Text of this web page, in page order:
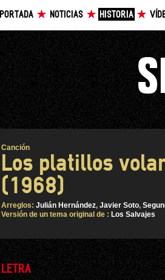
PORTADA NOTICIAS HISTORIA
Canción
Los platillos
(1968)
Arreglos: Julián Hernández, Javier Soto,
Versión de un tema original de : Los Salvajes
LETRA